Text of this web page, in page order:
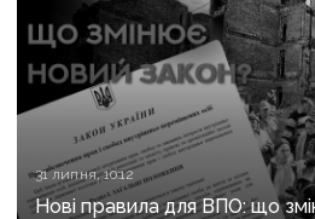
31 липня, 10:12
Нові правила для ВПО: що